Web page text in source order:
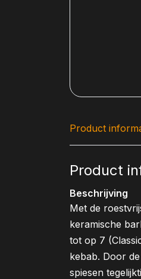
Product
Product
Beschrijving
Met de
keramische
tot op 7
kebab. Door
spiesen